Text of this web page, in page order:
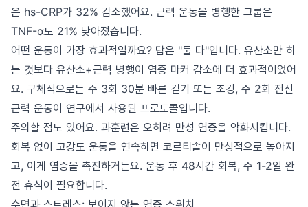
은 hs-CRP가 32% 감소했어요. 근력 운동을 병행한 그룹은
TNF-α도 21% 낮아졌습니다.
어떤 운동이 가장 효과적일까요? 답은 "둘 다"입니다. 유산소만 하
는 것보다 유산소+근력 병행이 염증 마커 감소에 더 효과적이었어
요. 구체적으로는 주 3회 30분 빠른 걷기 또는 조깅, 주 2회 전신
근력 운동이 연구에서 사용된 프로토콜입니다.
주의할 점도 있어요. 과훈련은 오히려 만성 염증을 악화시킵니다.
회복 없이 고강도 운동을 연속하면 코르티솔이 만성적으로 높아지
고, 이게 염증을 촉진하거든요. 운동 후 48시간 회복, 주 1-2일 완
전 휴식이 필요합니다.
수면과 스트레스: 보이지 않는 염증 스위치